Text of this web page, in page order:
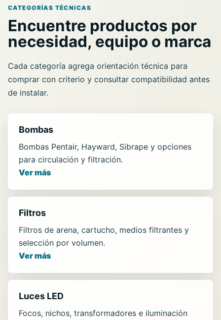
CATEGORÍAS TÉCNICAS
Encuentre productos por
necesidad, equipo o marca
Cada categoría agrega orientación técnica para
comprar con criterio y consultar compatibilidad antes
de instalar.
Bombas
Bombas Pentair, Hayward, Sibrape y opciones
para circulación y filtración.
Ver más
Filtros
Filtros de arena, cartucho, medios filtrantes y
selección por volumen.
Ver más
Luces LED
Focos, nichos, transformadores e iluminación